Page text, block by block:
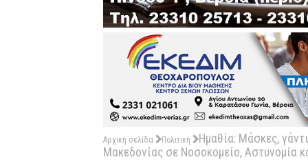
Αρχική σελίδα Πολιτική
Ημαθία: Μάσκες,
Μακεδονίας σε Νοσοκομείο, Αστυνομία